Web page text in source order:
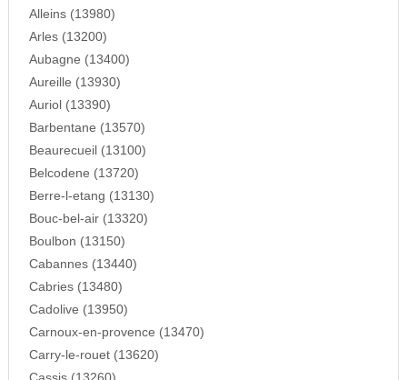
Alleins (13980)
Arles (13200)
Aubagne (13400)
Aureille (13930)
Auriol (13390)
Barbentane (13570)
Beaurecueil (13100)
Belcodene (13720)
Berre-l-etang (13130)
Bouc-bel-air (13320)
Boulbon (13150)
Cabannes (13440)
Cabries (13480)
Cadolive (13950)
Carnoux-en-provence (13470)
Carry-le-rouet (13620)